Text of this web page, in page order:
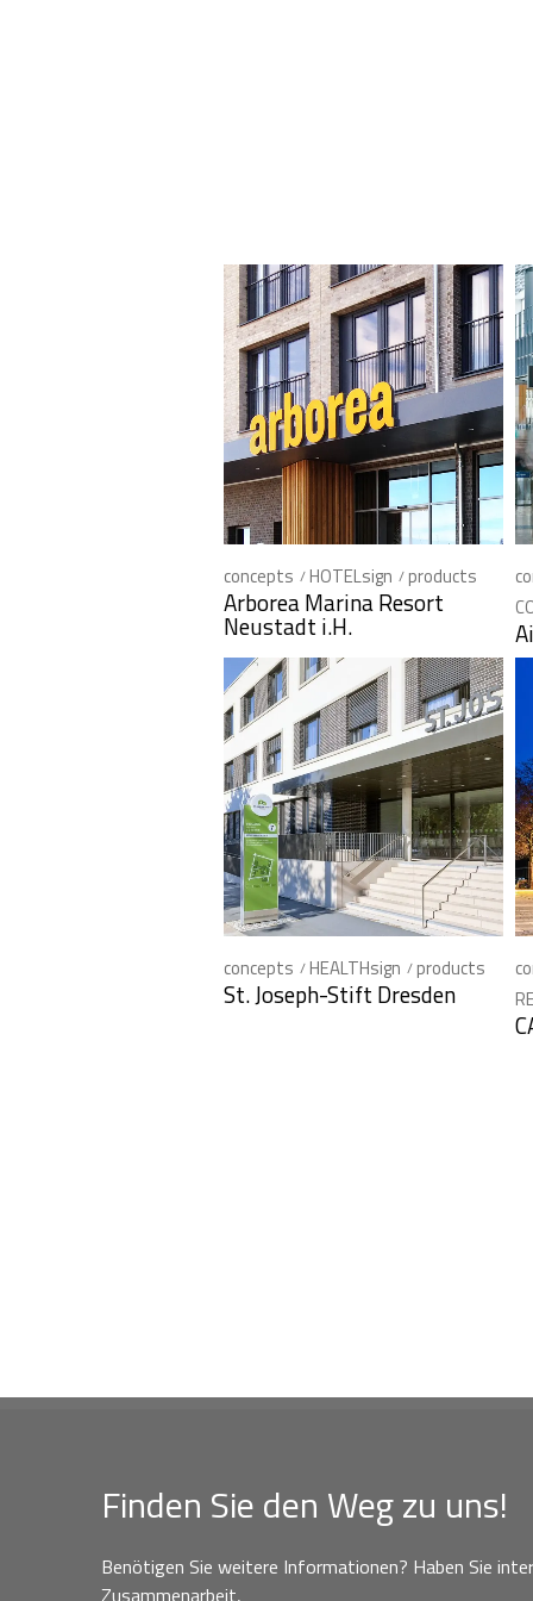
concepts HOTELsign products
Arborea Marina Resort
Neustadt i.H.
concepts HEALTHsign products
St. Joseph-Stift Dresden
Finden Sie den Weg zu uns!
Benötigen Sie weitere Informationen? Haben Sie
Zusammenarbeit,